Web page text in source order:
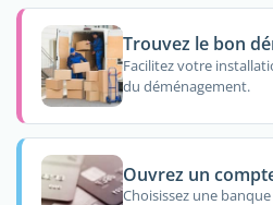
Trouvez le bon
Facilitez votre
du déménagement.
Ouvrez un
Choisissez une